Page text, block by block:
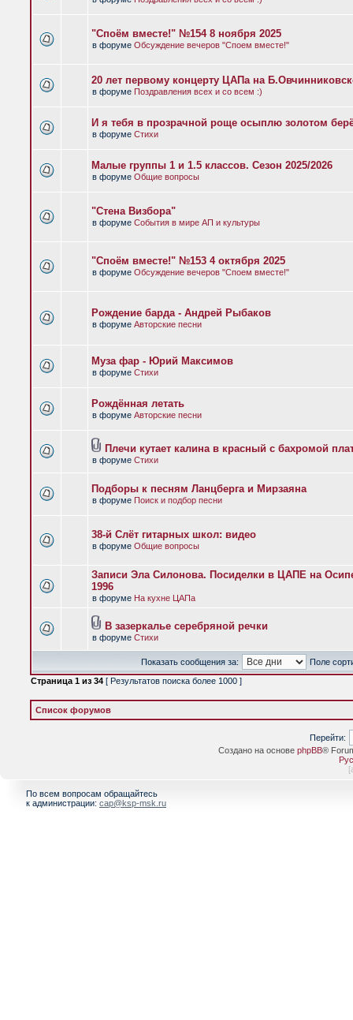
"Споём вместе!" №154 8 ноября 2025
в форуме Обсуждение вечеров "Споем вместе!"
20 лет первому концерту ЦАПа на
в форуме Поздравления всех и со всем :)
И я тебя в прозрачной роще осыплю золотом
в форуме Стихи
Малые группы 1 и 1.5 классов. Сезон 2025/2026
в форуме Общие вопросы
"Стена Визбора"
в форуме События в мире АП и культуры
"Споём вместе!" №153 4 октября 2025
в форуме Обсуждение вечеров "Споем вместе!"
Рождение барда - Андрей Рыбаков
в форуме Авторские песни
Муза фар - Юрий Максимов
в форуме Стихи
Рождённая летать
в форуме Авторские песни
Плечи кутает калина в красный с бахромой
в форуме Стихи
Подборы к песням Ланцберга и Мирзаяна
в форуме Поиск и подбор песни
38-й Слёт гитарных школ: видео
в форуме Общие вопросы
Записи Эла Силонова. Посиделки в ЦАПЕ на
1996
в форуме На кухне ЦАПа
В зазеркалье серебряной речки
в форуме Стихи
Показать сообщения за:
Поле
Страница 1 из 34 [ Результатов поиска более 1000 ]
Список форумов
Перейти:
Создано на основе phpBB®
[
По всем вопросам обращайтесь
к администрации: cap@ksp-msk.ru